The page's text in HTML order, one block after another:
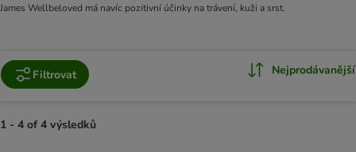
James Wellbeloved má navíc pozitivní účinky na trávení, kuži a srst.
Filtrovat Nejprodávanější
1 - 4 of 4 výsledků